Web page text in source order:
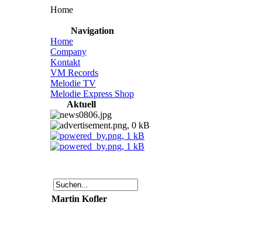
Home
Navigation
Home
Company
Kontakt
VM Records
Melodie TV
Melodie Express Shop
Aktuell
Martin Kofler